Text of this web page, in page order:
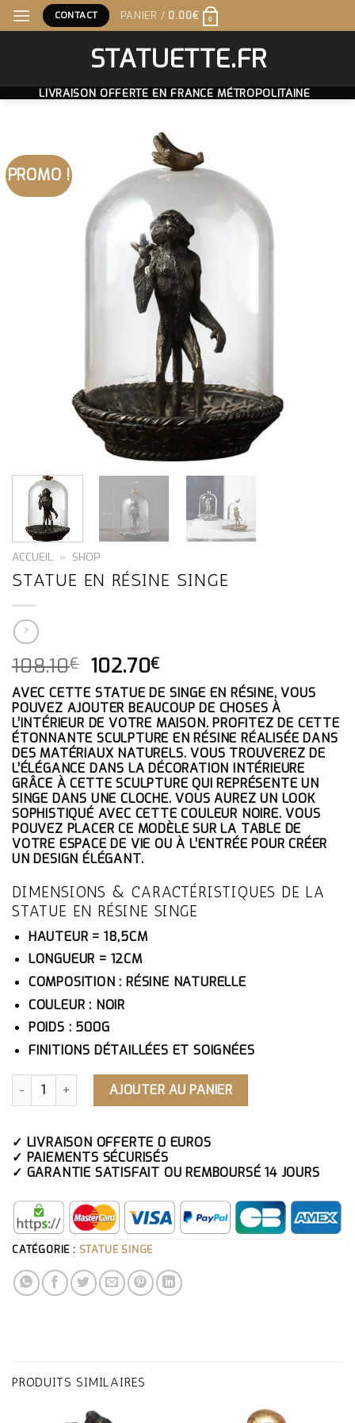
Skip
to
CONTACT PANIER / 0.00€ 0
STATUETTE.FR
LIVRAISON OFFERTE EN FRANCE MÉTROPOLITAINE
PROMO !
ACCUEIL » SHOP
STATUE EN RÉSINE SINGE
108.10€ LE
PRIX
INITIAL
ÉTAIT :
108.10€.
102.70€
PRIX
ACTUEL
EST :
102.70€.
AVEC CETTE STATUE DE SINGE EN RÉSINE, VOUS
POUVEZ AJOUTER BEAUCOUP DE CHOSES À
L’INTÉRIEUR DE VOTRE MAISON. PROFITEZ DE CETTE
ÉTONNANTE SCULPTURE EN RÉSINE RÉALISÉE DANS
DES MATÉRIAUX NATURELS. VOUS TROUVEREZ DE
L’ÉLÉGANCE DANS LA DÉCORATION INTÉRIEURE
GRÂCE À CETTE SCULPTURE QUI REPRÉSENTE UN
SINGE DANS UNE CLOCHE. VOUS AUREZ UN LOOK
SOPHISTIQUÉ AVEC CETTE COULEUR NOIRE. VOUS
POUVEZ PLACER CE MODÈLE SUR LA TABLE DE
VOTRE ESPACE DE VIE OU À L’ENTRÉE POUR CRÉER
UN DESIGN ÉLÉGANT.
DIMENSIONS & CARACTÉRISTIQUES DE LA
STATUE EN RÉSINE SINGE
HAUTEUR = 18,5CM
LONGUEUR = 12CM
COMPOSITION : RÉSINE NATURELLE
COULEUR : NOIR
POIDS : 500G
FINITIONS DÉTAILLÉES ET SOIGNÉES
QUANTITÉ DE STATUE EN RÉSINE SINGE
AJOUTER AU PANIER
✓ LIVRAISON OFFERTE 0 EUROS
✓ PAIEMENTS SÉCURISÉS
✓ GARANTIE SATISFAIT OU REMBOURSÉ 14 JOURS
CATÉGORIE : STATUE SINGE
PRODUITS SIMILAIRES